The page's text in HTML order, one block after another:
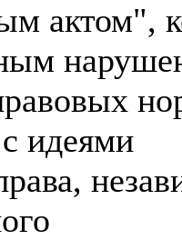
актом",
идеями